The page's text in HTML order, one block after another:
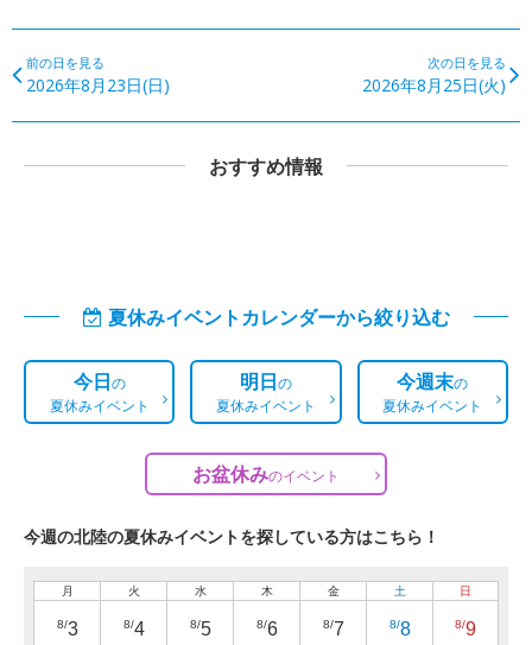
前の日を見る
2026年8月23日(日)
次の日を見る
2026年8月25日(火)
おすすめ情報
夏休みイベントカレンダーから絞り込む
今日の
夏休みイベント
明日の
夏休みイベント
今週末の
夏休みイベント
お盆休みのイベント
今週の北陸の夏休みイベントを探している方はこちら！
月
8/3
火
8/4
水
8/5
木
8/6
金
8/7
土
8/8
日
8/9